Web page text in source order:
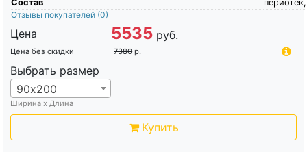
Состав
периотек,
Отзывы покупателей (0)
Цена 5535 руб.
Цена без скидки 7380 р.
Выбрать размер
90х200
Ширина х Длина
Купить